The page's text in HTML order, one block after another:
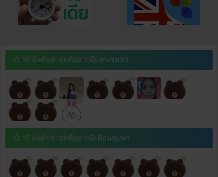
¯
10 อันดับล่าสุดที่อยากมีแฟนชุมพร
10 อันดับล่าสุดที่อยากมีเพื่อนชุมพร